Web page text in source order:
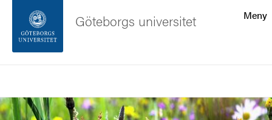
Sidfoten
Meny
Göteborgs universitet
Bild